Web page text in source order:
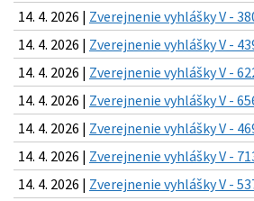
14. 4. 2026 | Zverejnenie vyhlášky V -
14. 4. 2026 | Zverejnenie vyhlášky V -
14. 4. 2026 | Zverejnenie vyhlášky V -
14. 4. 2026 | Zverejnenie vyhlášky V -
14. 4. 2026 | Zverejnenie vyhlášky V -
14. 4. 2026 | Zverejnenie vyhlášky V -
14. 4. 2026 | Zverejnenie vyhlášky V -